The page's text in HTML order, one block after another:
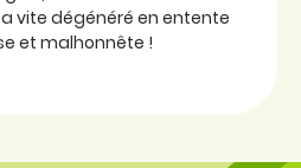
vite dégénéré en entente
et malhonnête !